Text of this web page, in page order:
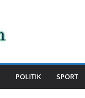
POLITIK SPORT